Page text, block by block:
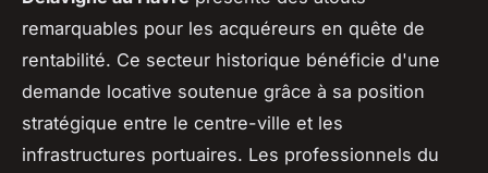
remarquables pour les acquéreurs en quête de
rentabilité. Ce secteur historique bénéficie d'une
demande locative soutenue grâce à sa position
stratégique entre le centre-ville et les
infrastructures portuaires. Les professionnels du